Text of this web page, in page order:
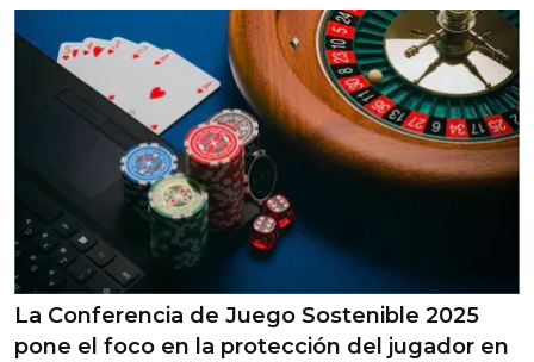
La Conferencia de Juego Sostenible 2025
pone el foco en la protección del jugador en